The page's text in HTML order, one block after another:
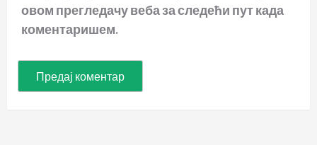
овом прегледачу веба за следећи пут када
коментаришем.